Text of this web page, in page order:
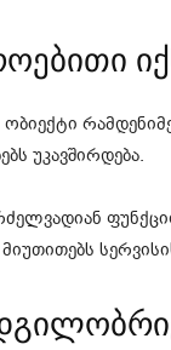
რამდენიმე
უკავშირდება.